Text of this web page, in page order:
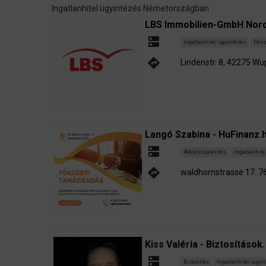
Ingatlanhitel ügyintézés Németországban
LBS Immobilien-GmbH
dns Ingatlanhitel ügyintézés
directions Lindenstr. 8, 42275
Langó Szabina -
dns Adóvisszatérítés
directions waldhornstrasse 17.
Kiss Valéria -
dns Biztosítás Ingatlanhitel